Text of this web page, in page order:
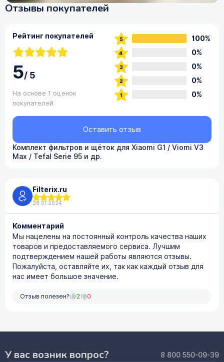
Отзывы покупателей
Рейтинг покупателей
5/5
На основе 1 оценок
покупателей
100%
0%
0%
0%
0%
Комплект фильтров и щёток для Xiaomi G1 / Viomi V3
Max / Tefal Serie 95 и др.
Оставить отзыв
Filterix.ru
28.01.2024
Комментарий
Мы нацелены на постоянный контроль качества наших
товаров и предоставляемого сервиса. Лучшим
подтверждением нашей работы являются отзывы.
Пожалуйста, оставляйте их, так как каждый отзыв для
нас имеет большое значение.
Отзыв полезен? 2 0
У вас возник вопрос? 8 800 550-09-39